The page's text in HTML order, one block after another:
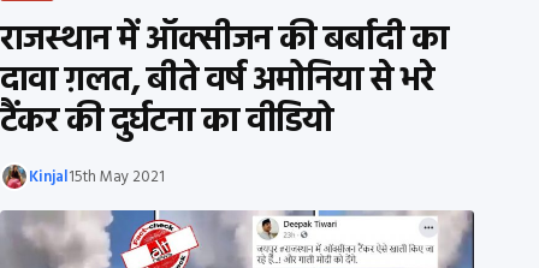
राजस्थान में ऑक्सीजन की बर्बादी का
दावा ग़लत, बीते वर्ष अमोनिया से भरे
टैंकर की दुर्घटना का वीडियो
Kinjal15th May 2021